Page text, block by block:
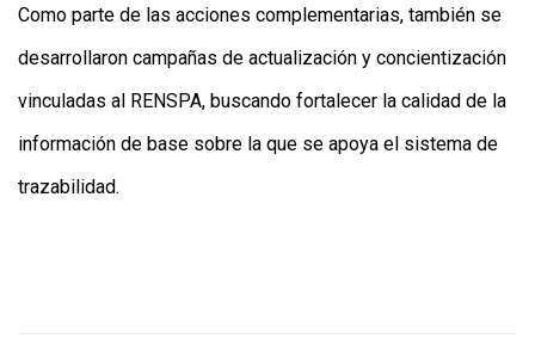
Como parte de las acciones complementarias, también se
desarrollaron campañas de actualización y concientización
vinculadas al RENSPA, buscando fortalecer la calidad de la
información de base sobre la que se apoya el sistema de
trazabilidad.